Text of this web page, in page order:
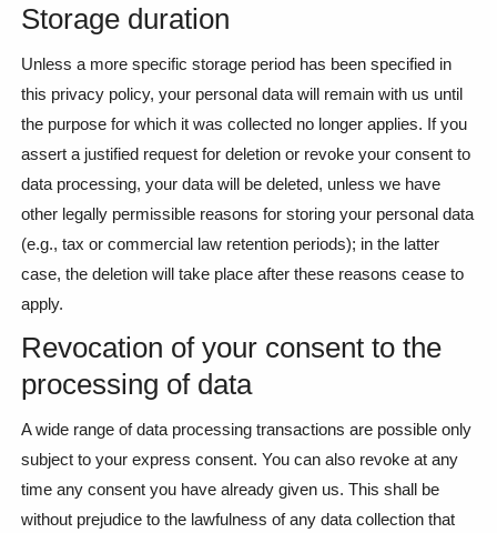
Storage duration
Unless a more specific storage period has been specified in
this privacy policy, your personal data will remain with us until
the purpose for which it was collected no longer applies. If you
assert a justified request for deletion or revoke your consent to
data processing, your data will be deleted, unless we have
other legally permissible reasons for storing your personal data
(e.g., tax or commercial law retention periods); in the latter
case, the deletion will take place after these reasons cease to
apply.
Revocation of your consent to the
processing of data
A wide range of data processing transactions are possible only
subject to your express consent. You can also revoke at any
time any consent you have already given us. This shall be
without prejudice to the lawfulness of any data collection that